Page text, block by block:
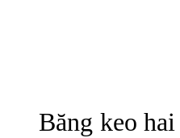
Băng keo